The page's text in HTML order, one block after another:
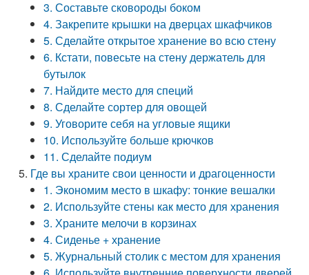
3. Составьте сковороды боком
4. Закрепите крышки на дверцах шкафчиков
5. Сделайте открытое хранение во всю стену
6. Кстати, повесьте на стену держатель для
бутылок
7. Найдите место для специй
8. Сделайте сортер для овощей
9. Уговорите себя на угловые ящики
10. Используйте больше крючков
11. Сделайте подиум
Где вы храните свои ценности и драгоценности
1. Экономим место в шкафу: тонкие вешалки
2. Используйте стены как место для хранения
3. Храните мелочи в корзинах
4. Сиденье + хранение
5. Журнальный столик с местом для хранения